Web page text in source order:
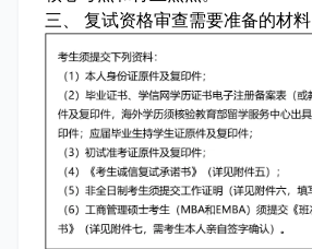
三、 复试资格审查需要准备的材料